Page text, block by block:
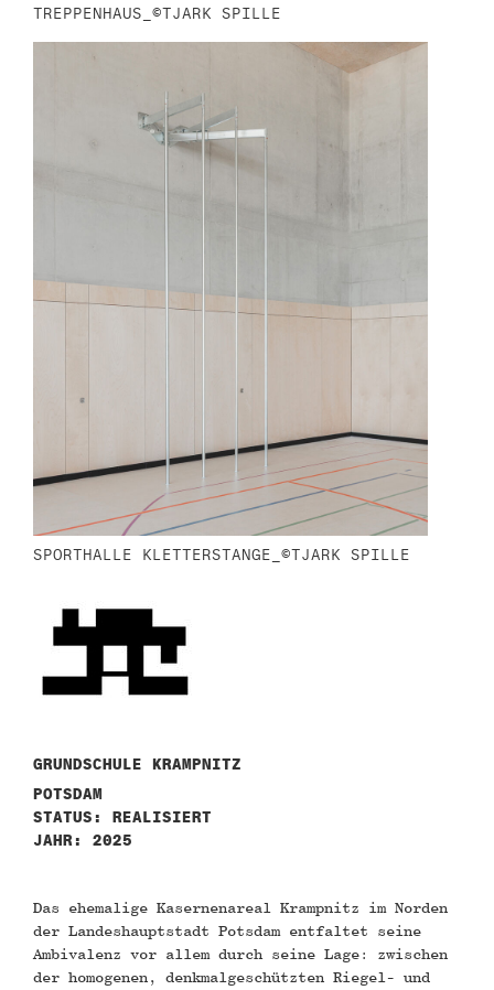
TREPPENHAUS_©TJARK SPILLE
SPORTHALLE KLETTERSTANGE_©TJARK SPILLE
GRUNDSCHULE KRAMPNITZ
POTSDAM
STATUS: REALISIERT
JAHR: 2025
Das ehemalige Kasernenareal Krampnitz im Norden
der Landeshauptstadt Potsdam entfaltet seine
Ambivalenz vor allem durch seine Lage: zwischen
der homogenen, denkmalgeschützten Riegel- und